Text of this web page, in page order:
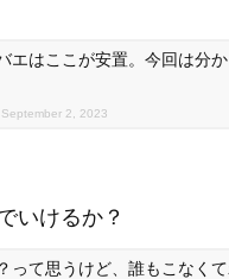
エはここが安置。今回は分
September 2, 2023
いけるか？
って思うけど、誰もこなくて